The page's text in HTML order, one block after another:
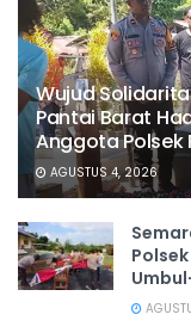
Wujud
Pantai Barat
Anggota Polsek
AGUSTUS 4, 2026